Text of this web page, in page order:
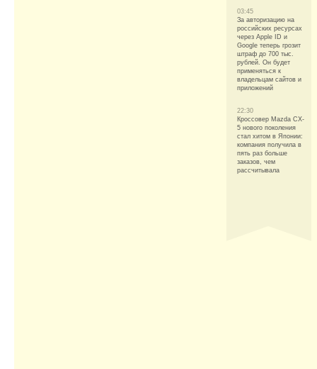
03:45
За авторизацию на
российских ресурсах
через Apple ID и
Google теперь грозит
штраф до 700 тыс.
рублей. Он будет
применяться к
владельцам сайтов и
приложений
22:30
Кроссовер Mazda CX-
5 нового поколения
стал хитом в Японии:
компания получила в
пять раз больше
заказов, чем
рассчитывала